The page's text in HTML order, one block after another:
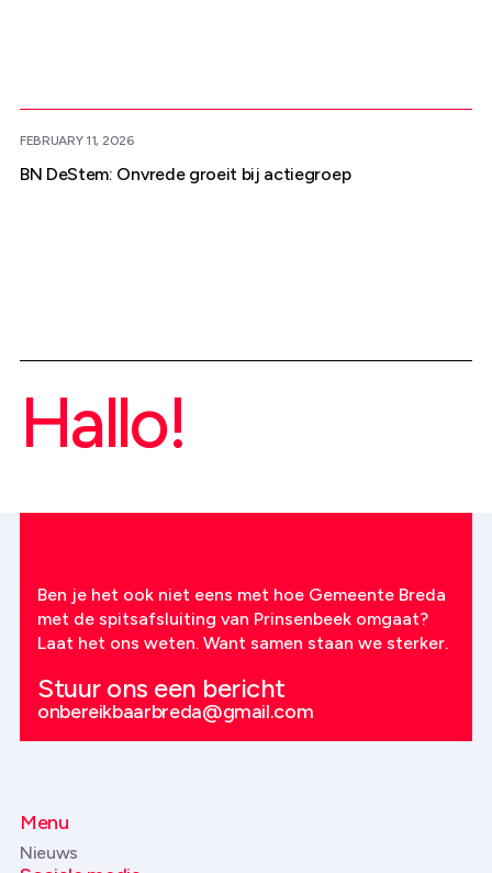
FEBRUARY 11, 2026
BN DeStem: Onvrede groeit bij actiegroep
Hallo!
Ben je het ook niet eens met hoe Gemeente Breda
met de spitsafsluiting van Prinsenbeek omgaat?
Laat het ons weten. Want samen staan we sterker.
Stuur ons een bericht
onbereikbaarbreda@gmail.com
Menu
Nieuws